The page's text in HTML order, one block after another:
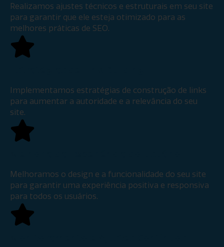
Realizamos ajustes técnicos e estruturais em seu site
para garantir que ele esteja otimizado para as
melhores práticas de SEO.
Implementamos estratégias de construção de links
para aumentar a autoridade e a relevância do seu
site.
Melhoramos o design e a funcionalidade do seu site
para garantir uma experiência positiva e responsiva
para todos os usuários.